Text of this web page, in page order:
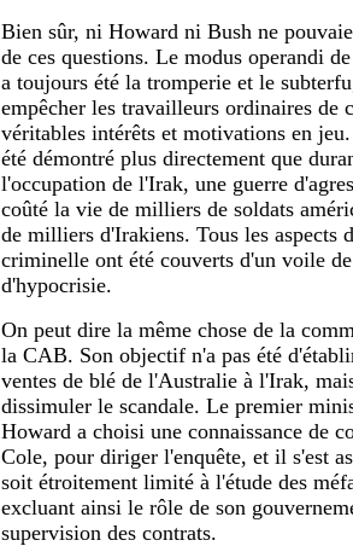
Bien sûr, ni Howard ni Bush ne
de ces questions. Le modus operandi
a toujours été la tromperie et le
empêcher les travailleurs ordinaires de
véritables intérêts et motivations en
été démontré plus directement que
l'occupation de l'Irak, une guerre
coûté la vie de milliers de soldats
de milliers d'Irakiens. Tous les aspects
criminelle ont été couverts d'un voile
d'hypocrisie.
On peut dire la même chose de la
la CAB. Son objectif n'a pas été
ventes de blé de l'Australie à l'Irak,
dissimuler le scandale. Le premier
Howard a choisi une connaissance de
Cole, pour diriger l'enquête, et il s'est
soit étroitement limité à l'étude des
excluant ainsi le rôle de son
supervision des contrats.